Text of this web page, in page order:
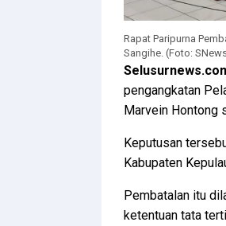
Rapat Paripurna
Sangihe. (Foto:
pengangkatan
Marvein Hontong
Keputusan
Kabupaten
Pembatalan itu
ketentuan tata